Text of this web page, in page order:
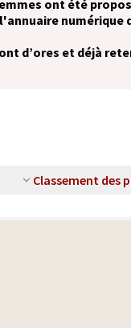
ont été
numérique
d’ores et déjà
Classement des